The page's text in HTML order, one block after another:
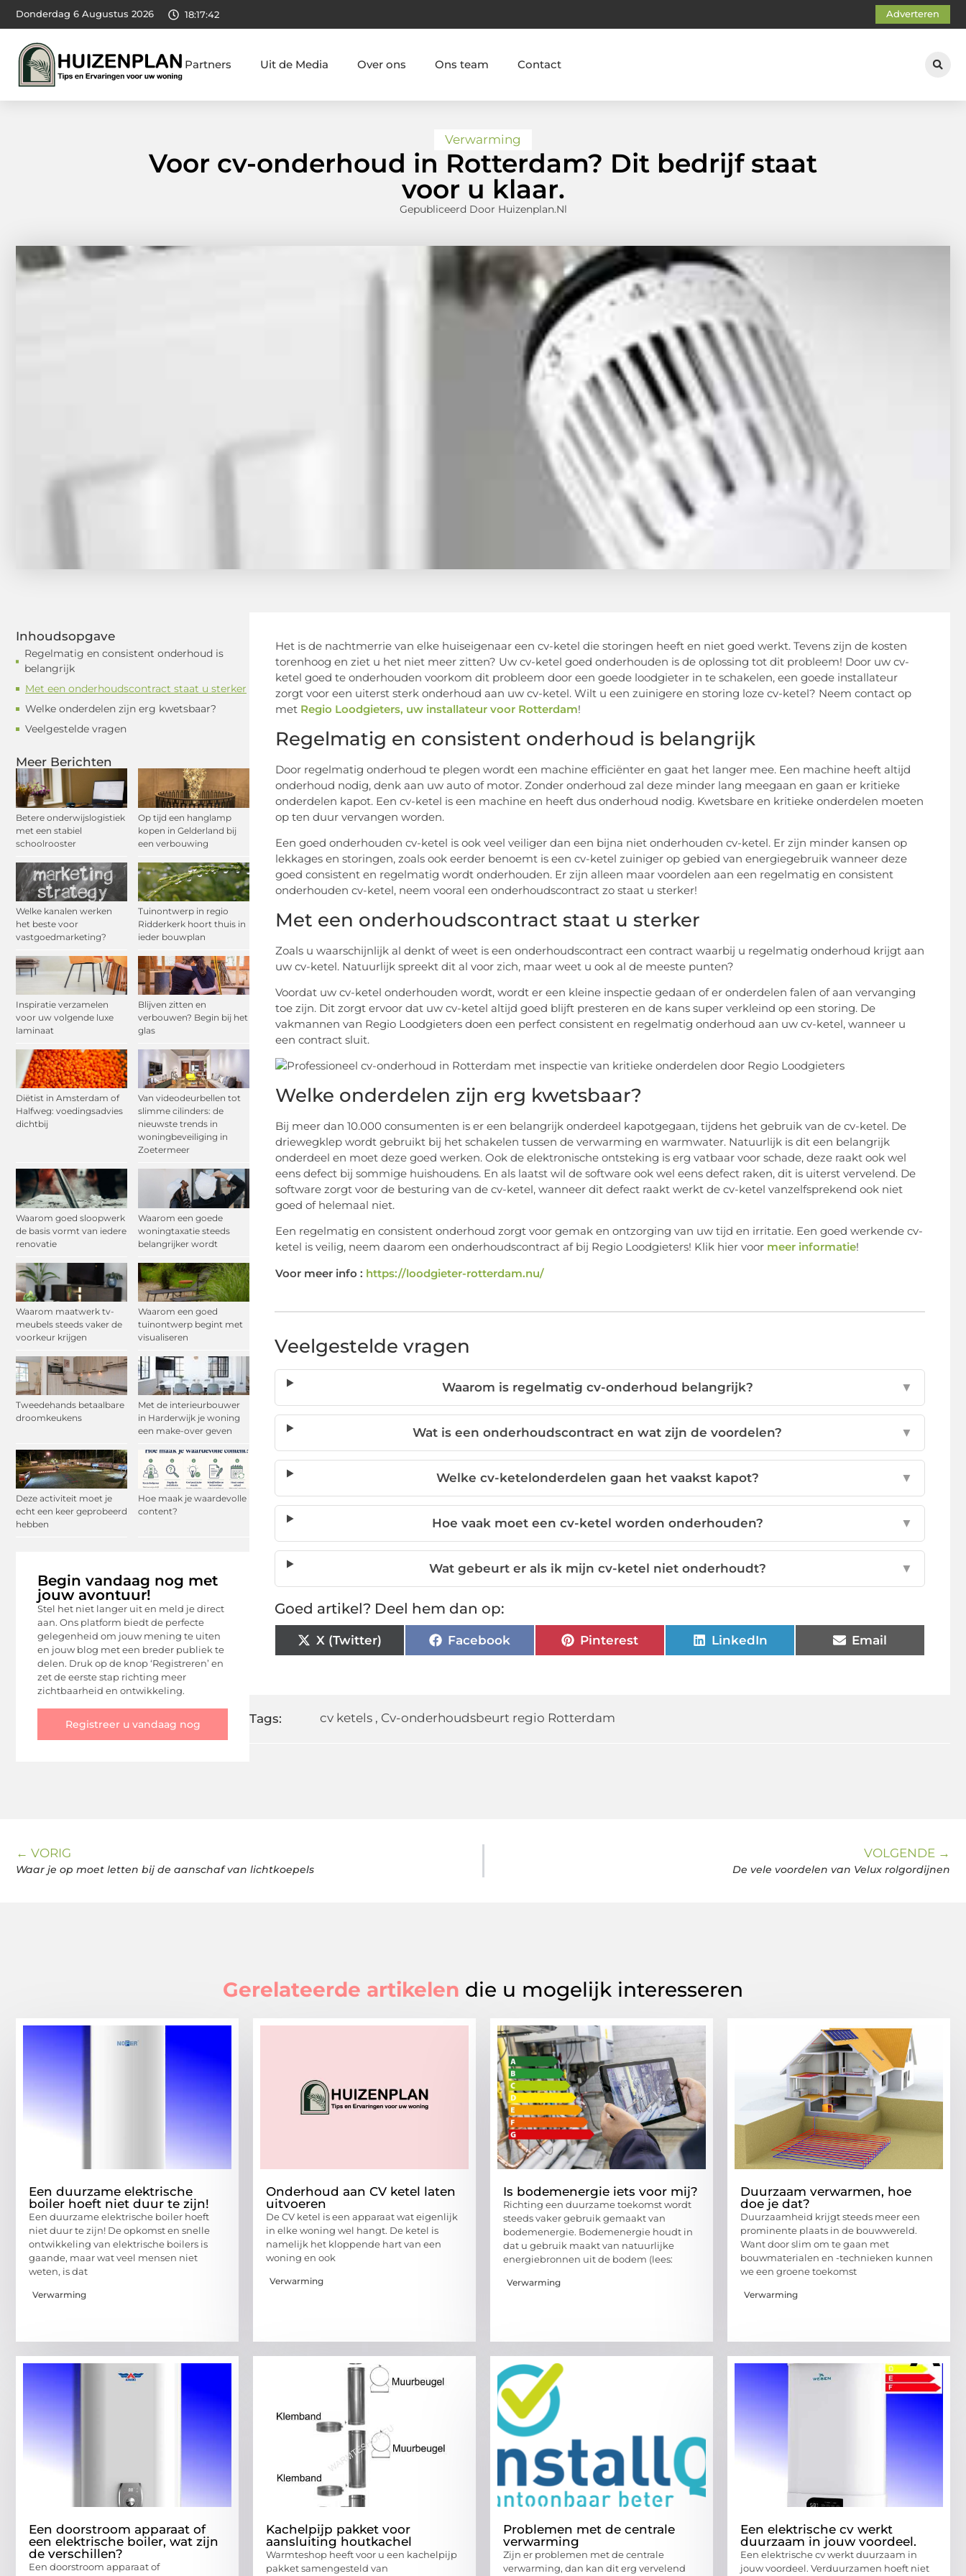
Donderdag 6 Augustus 2026 18:17:44 Adverteren
Partners Uit de Media Over ons Ons team Contact
Verwarming
Voor cv-onderhoud in Rotterdam? Dit bedrijf staat
voor u klaar.
Gepubliceerd Door Huizenplan.nl
Inhoudsopgave
Regelmatig en consistent onderhoud is
belangrijk
Met een onderhoudscontract staat u sterker
Welke onderdelen zijn erg kwetsbaar?
Veelgestelde vragen
Meer Berichten
Betere onderwijslogistiek
met een stabiel
schoolrooster
Op tijd een hanglamp
kopen in Gelderland bij
een verbouwing
Welke kanalen werken
het beste voor
vastgoedmarketing?
Tuinontwerp in regio
Ridderkerk hoort thuis in
ieder bouwplan
Inspiratie verzamelen
voor uw volgende luxe
laminaat
Blijven zitten en
verbouwen? Begin bij het
glas
Diëtist in Amsterdam of
Halfweg: voedingsadvies
dichtbij
Van videodeurbellen tot
slimme cilinders: de
nieuwste trends in
woningbeveiliging in
Zoetermeer
Waarom goed sloopwerk
de basis vormt van iedere
renovatie
Waarom een goede
woningtaxatie steeds
belangrijker wordt
Waarom maatwerk tv-
meubels steeds vaker de
voorkeur krijgen
Waarom een goed
tuinontwerp begint met
visualiseren
Tweedehands betaalbare
droomkeukens
Met de interieurbouwer
in Harderwijk je woning
een make-over geven
Deze activiteit moet je
echt een keer geprobeerd
hebben
Hoe maak je waardevolle
content?
Begin vandaag nog met
jouw avontuur!
Stel het niet langer uit en meld je direct
aan. Ons platform biedt de perfecte
gelegenheid om jouw mening te uiten
en jouw blog met een breder publiek te
delen. Druk op de knop ‘Registreren’ en
zet de eerste stap richting meer
zichtbaarheid en ontwikkeling.
Registreer u vandaag nog
Het is de nachtmerrie van elke huiseigenaar een cv-ketel die storingen heeft en niet goed werkt. Tevens zijn de kosten
torenhoog en ziet u het niet meer zitten? Uw cv-ketel goed onderhouden is de oplossing tot dit probleem! Door uw cv-
ketel goed te onderhouden voorkom dit probleem door een goede loodgieter in te schakelen, een goede installateur
zorgt voor een uiterst sterk onderhoud aan uw cv-ketel. Wilt u een zuinigere en storing loze cv-ketel? Neem contact op
met Regio Loodgieters, uw installateur voor Rotterdam!
Regelmatig en consistent onderhoud is belangrijk
Door regelmatig onderhoud te plegen wordt een machine efficiënter en gaat het langer mee. Een machine heeft altijd
onderhoud nodig, denk aan uw auto of motor. Zonder onderhoud zal deze minder lang meegaan en gaan er kritieke
onderdelen kapot. Een cv-ketel is een machine en heeft dus onderhoud nodig. Kwetsbare en kritieke onderdelen moeten
op ten duur vervangen worden.
Een goed onderhouden cv-ketel is ook veel veiliger dan een bijna niet onderhouden cv-ketel. Er zijn minder kansen op
lekkages en storingen, zoals ook eerder benoemt is een cv-ketel zuiniger op gebied van energiegebruik wanneer deze
goed consistent en regelmatig wordt onderhouden. Er zijn alleen maar voordelen aan een regelmatig en consistent
onderhouden cv-ketel, neem vooral een onderhoudscontract zo staat u sterker!
Met een onderhoudscontract staat u sterker
Zoals u waarschijnlijk al denkt of weet is een onderhoudscontract een contract waarbij u regelmatig onderhoud krijgt aan
uw cv-ketel. Natuurlijk spreekt dit al voor zich, maar weet u ook al de meeste punten?
Voordat uw cv-ketel onderhouden wordt, wordt er een kleine inspectie gedaan of er onderdelen falen of aan vervanging
toe zijn. Dit zorgt ervoor dat uw cv-ketel altijd goed blijft presteren en de kans super verkleind op een storing. De
vakmannen van Regio Loodgieters doen een perfect consistent en regelmatig onderhoud aan uw cv-ketel, wanneer u
een contract sluit.
Welke onderdelen zijn erg kwetsbaar?
Bij meer dan 10.000 consumenten is er een belangrijk onderdeel kapotgegaan, tijdens het gebruik van de cv-ketel. De
driewegklep wordt gebruikt bij het schakelen tussen de verwarming en warmwater. Natuurlijk is dit een belangrijk
onderdeel en moet deze goed werken. Ook de elektronische ontsteking is erg vatbaar voor schade, deze raakt ook wel
eens defect bij sommige huishoudens. En als laatst wil de software ook wel eens defect raken, dit is uiterst vervelend. De
software zorgt voor de besturing van de cv-ketel, wanneer dit defect raakt werkt de cv-ketel vanzelfsprekend ook niet
goed of helemaal niet.
Een regelmatig en consistent onderhoud zorgt voor gemak en ontzorging van uw tijd en irritatie. Een goed werkende cv-
ketel is veilig, neem daarom een onderhoudscontract af bij Regio Loodgieters! Klik hier voor meer informatie!
Voor meer info : https://loodgieter-rotterdam.nu/
Veelgestelde vragen
Waarom is regelmatig cv-onderhoud belangrijk? ▼
Wat is een onderhoudscontract en wat zijn de voordelen? ▼
Welke cv-ketelonderdelen gaan het vaakst kapot? ▼
Hoe vaak moet een cv-ketel worden onderhouden? ▼
Wat gebeurt er als ik mijn cv-ketel niet onderhoudt? ▼
Goed artikel? Deel hem dan op:
X (Twitter) Facebook Pinterest LinkedIn Email
Tags: cv ketels, Cv-onderhoudsbeurt regio Rotterdam
← VORIG
Waar je op moet letten bij de aanschaf van lichtkoepels
VOLGENDE →
De vele voordelen van Velux rolgordijnen
Gerelateerde artikelen die u mogelijk interesseren
Een duurzame elektrische
boiler hoeft niet duur te zijn!
Een duurzame elektrische boiler hoeft
niet duur te zijn! De opkomst en snelle
ontwikkeling van elektrische boilers is
gaande, maar wat veel mensen niet
weten, is dat
Verwarming
Onderhoud aan CV ketel laten
uitvoeren
De CV ketel is een apparaat wat eigenlijk
in elke woning wel hangt. De ketel is
namelijk het kloppende hart van een
woning en ook
Verwarming
Is bodemenergie iets voor mij?
Richting een duurzame toekomst wordt
steeds vaker gebruik gemaakt van
bodemenergie. Bodemenergie houdt in
dat u gebruik maakt van natuurlijke
energiebronnen uit de bodem (lees:
Verwarming
Duurzaam verwarmen, hoe
doe je dat?
Duurzaamheid krijgt steeds meer een
prominente plaats in de bouwwereld.
Want door slim om te gaan met
bouwmaterialen en -technieken kunnen
we een groene toekomst
Verwarming
Een doorstroom apparaat of
een elektrische boiler, wat zijn
de verschillen?
Een doorstroom apparaat of
Kachelpijp pakket voor
aansluiting houtkachel
Warmteshop heeft voor u een kachelpijp
pakket samengesteld van
Problemen met de centrale
verwarming
Zijn er problemen met de centrale
verwarming, dan kan dit erg vervelend
Een elektrische cv werkt
duurzaam in jouw voordeel.
Een elektrische cv werkt duurzaam in
jouw voordeel. Verduurzamen hoeft niet